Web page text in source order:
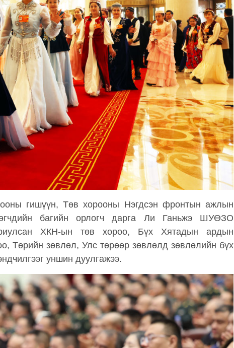
гишүүн, Төв хорооны Нэгдсэн фронтын ажлын
багийн орлогч дарга Ли Ганьжэ ШУӨЗО
ХКН-ын төв хороо, Бүх Хятадын ардын
Төрийн зөвлөл, Улс төрөөр зөвлөлд зөвлөлийн бүх
уншин дуулгажээ.